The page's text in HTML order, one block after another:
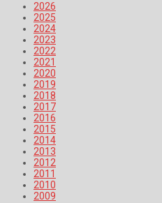
2026
2025
2024
2023
2022
2021
2020
2019
2018
2017
2016
2015
2014
2013
2012
2011
2010
2009